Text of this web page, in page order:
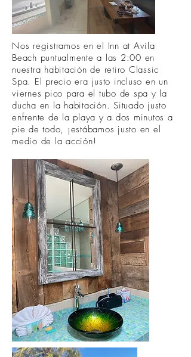
Nos registramos en el Inn at Avila
Beach puntualmente a las 2:00 en
nuestra habitación de retiro Classic
Spa. El precio era justo incluso en un
viernes pico para el tubo de spa y la
ducha en la habitación. Situado justo
enfrente de la playa y a dos minutos a
pie de todo, ¡estábamos justo en el
medio de la acción!